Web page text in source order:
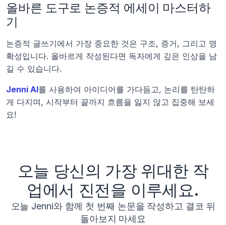
올바른 도구로 논증적 에세이 마스터하
기
논증적 글쓰기에서 가장 중요한 것은 구조, 증거, 그리고 명
확성입니다. 올바르게 작성된다면 독자에게 깊은 인상을 남
길 수 있습니다.
Jenni AI를 사용하여 아이디어를 가다듬고, 논리를 탄탄하
게 다지며, 시작부터 끝까지 흐름을 잃지 않고 집중해 보세
요!
오늘 당신의 가장 위대한 작
업에서 진전을 이루세요.
오늘 Jenni와 함께 첫 번째 논문을 작성하고 결코 뒤
돌아보지 마세요